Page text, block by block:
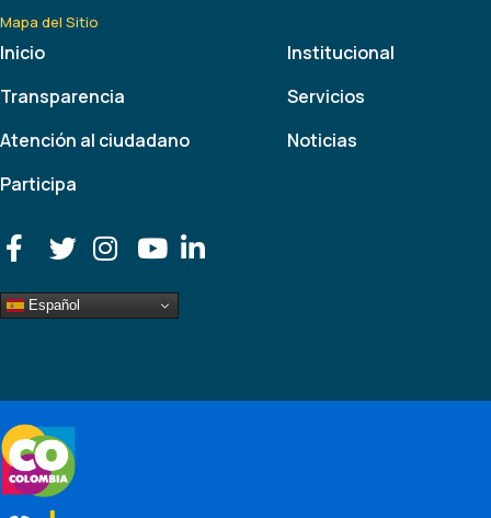
Mapa del Sitio
Inicio
Transparencia
Atención al ciudadano
Participa
Institucional
Servicios
Noticias
Español